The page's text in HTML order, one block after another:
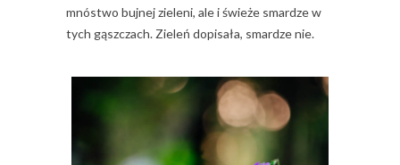
mnóstwo bujnej zieleni, ale i świeże smardze w
tych gąszczach. Zieleń dopisała, smardze nie.